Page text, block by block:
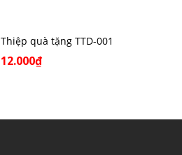
Thiệp quà tặng TTD-001
12.000₫